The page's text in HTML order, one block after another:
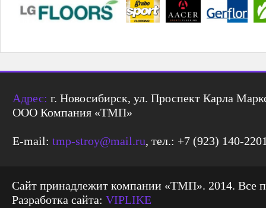
Адрес: г. Новосибирск, ул. Проспект Карла
ООО Компания «ТМП»
E-mail: tmp-stroy@mail.ru, тел.: +7 (923) 140-
Сайт принадлежит компании «ТМП». 2014. Все
Разработка сайта: VIPLIKE